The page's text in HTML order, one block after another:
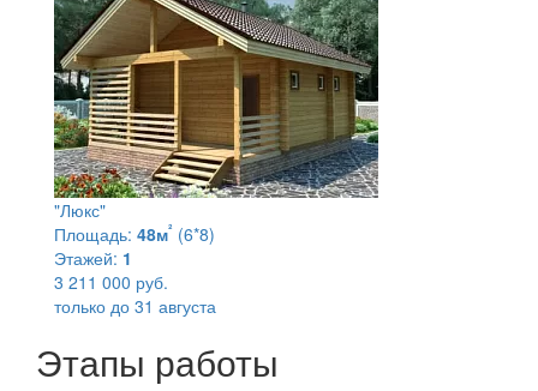
"Люкс"
Площадь: 48м² (6*8)
Этажей: 1
3 211 000 руб.
только до 31 августа
Этапы работы